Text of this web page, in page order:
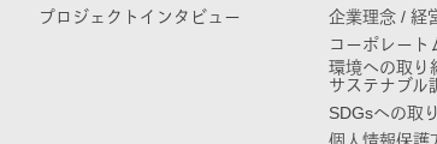
プロジェクトインタビュー
企業理念 / 経
コーポレート
環境への取り
サステナブル
SDGsへの取
個人情報保護